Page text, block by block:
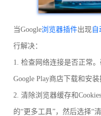
当Google浏览器插件出现
行解决：
1. 检查网络连接是否正常
Google Play商店下载和安装
2. 清除浏览器缓存和
的“更多工具”，然后选择“